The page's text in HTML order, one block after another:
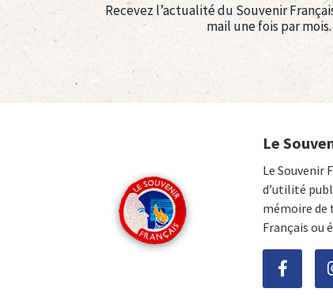
Recevez l’actualité du Souvenir
mail une fois par mois.
Le
Le Souvenir
d’utilité
mémoire de
Français ou